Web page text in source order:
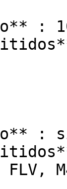
:
:
FLV,